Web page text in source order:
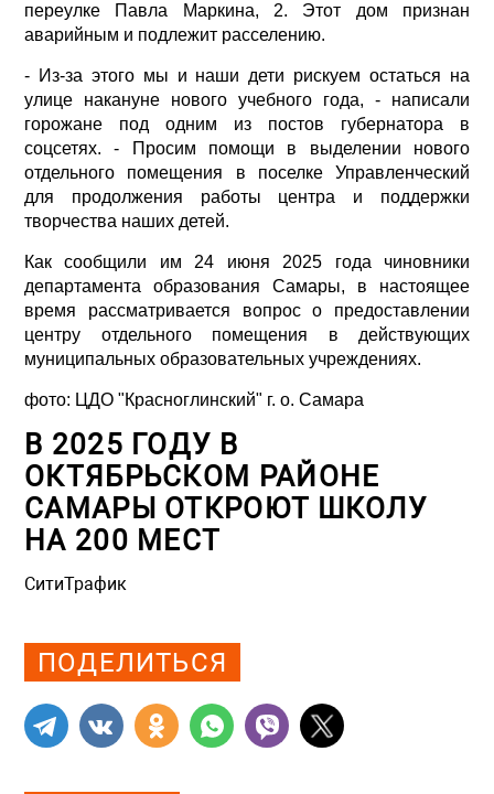
переулке Павла Маркина, 2. Этот дом признан
аварийным и подлежит расселению.
- Из-за этого мы и наши дети рискуем остаться на
улице накануне нового учебного года, - написали
горожане под одним из постов губернатора в
соцсетях. - Просим помощи в выделении нового
отдельного помещения в поселке Управленческий
для продолжения работы центра и поддержки
творчества наших детей.
Как сообщили им 24 июня 2025 года чиновники
департамента образования Самары, в настоящее
время рассматривается вопрос о предоставлении
центру отдельного помещения в действующих
муниципальных образовательных учреждениях.
фото: ЦДО "Красноглинский" г. о. Самара
В 2025 ГОДУ В
ОКТЯБРЬСКОМ РАЙОНЕ
САМАРЫ ОТКРОЮТ ШКОЛУ
НА 200 МЕСТ
СитиТрафик
ПОДЕЛИТЬСЯ